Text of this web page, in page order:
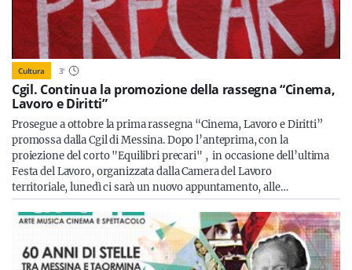
Cultura 3'
Cgil. Continua la promozione della rassegna “Cinema,
Lavoro e Diritti”
Prosegue a ottobre la prima rassegna “Cinema, Lavoro e Diritti”
promossa dalla Cgil di Messina. Dopo l’anteprima, con la
proiezione del corto "Equilibri precari" , in occasione dell’ultima
Festa del Lavoro, organizzata dalla Camera del Lavoro
territoriale, lunedì ci sarà un nuovo appuntamento, alle…